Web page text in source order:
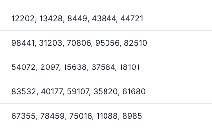
12202, 13428, 8449, 43844, 44721
98441, 31203, 70806, 95056, 82510
54072, 2097, 15638, 37584, 18101
83532, 40177, 59107, 35820, 61680
67355, 78459, 75016, 11088, 8985